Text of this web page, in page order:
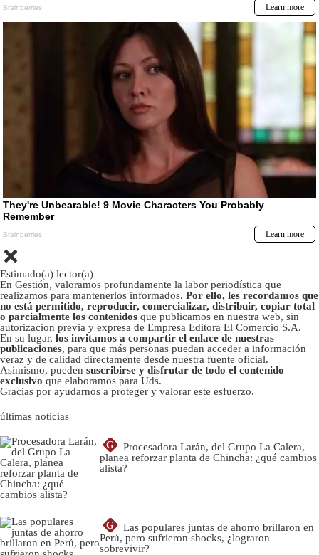
Estimado(a) lector(a)
En Gestión, valoramos profundamente la labor periodística que
realizamos para mantenerlos informados. Por ello, les recordamos que
no está permitido, reproducir, comercializar, distribuir, copiar total
o parcialmente los contenidos que publicamos en nuestra web, sin
autorizacion previa y expresa de Empresa Editora El Comercio S.A.
En su lugar, los invitamos a compartir el enlace de nuestras
publicaciones, para que más personas puedan acceder a información
veraz y de calidad directamente desde nuestra fuente oficial.
Asimismo, pueden suscribirse y disfrutar de todo el contenido
exclusivo que elaboramos para Uds.
Gracias por ayudarnos a proteger y valorar este esfuerzo.
últimas noticias
G
Procesadora Larán, del Grupo La Calera,
planea reforzar planta de Chincha: ¿qué cambios
alista?
G
Las populares juntas de ahorro brillaron en
Perú, pero sufrieron shocks, ¿lograron
sobrevivir?